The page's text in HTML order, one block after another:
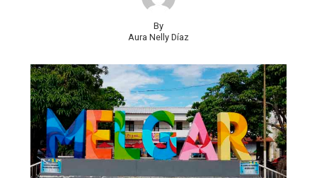
By
Aura Nelly Díaz